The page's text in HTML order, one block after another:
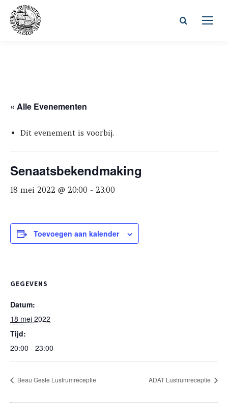
Zoeken:
« Alle Evenementen
Dit evenement is voorbij.
Senaatsbekendmaking
18 mei 2022 @ 20:00 - 23:00
Toevoegen aan kalender
GEGEVENS
Datum:
18 mei 2022
Tijd:
20:00 - 23:00
Beau Geste Lustrumreceptie ADAT Lustrumreceptie